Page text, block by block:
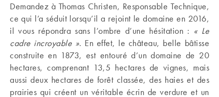
Demandez à Thomas Christen, Responsable Technique,
ce qui l’a séduit lorsqu’il a rejoint le domaine en 2016,
il vous répondra sans l’ombre d’une hésitation : « Le
cadre incroyable ». En effet, le château, belle bâtisse
construite en 1873, est entouré d’un domaine de 20
hectares, comprenant 13,5 hectares de vignes, mais
aussi deux hectares de forêt classée, des haies et des
prairies qui créent un véritable écrin de verdure et un